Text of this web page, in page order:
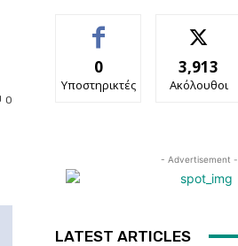
0
0
Υποστηρικτές
3,913
Ακόλουθοι
- Advertisement -
LATEST ARTICLES